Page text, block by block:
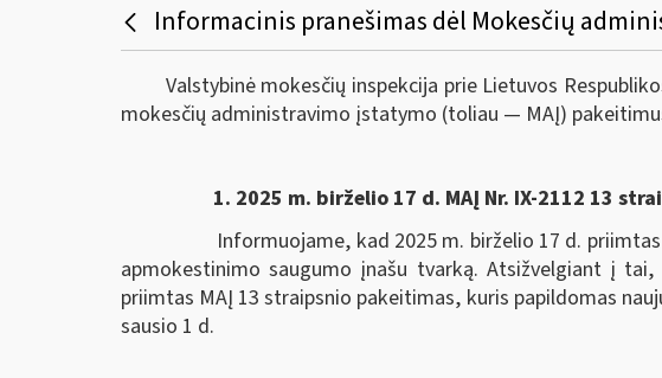
Informacinis pranešimas dėl Mokesčių
Valstybinė mokesčių inspekcija prie Lietuvos
mokesčių administravimo įstatymo (toliau — MAĮ)
1. 2025 m. birželio 17 d. MAĮ Nr. IX-2112 13
Informuojame, kad 2025 m. birželio 17 d. priimtas
apmokestinimo saugumo įnašu tvarką. Atsižvelgiant į
priimtas MAĮ 13 straipsnio pakeitimas, kuris papildomas
sausio 1 d.